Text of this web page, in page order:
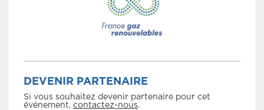
DEVENIR PARTENAIRE
Si vous souhaitez devenir partenaire pour cet
événement, contactez-nous.